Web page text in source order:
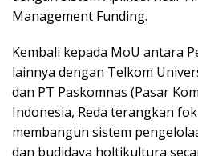
Management Funding.
Kembali kepada MoU antara
lainnya dengan Telkom
dan PT Paskomnas (Pasar
Indonesia, Reda terangkan
membangun sistem
dan budidaya holtikultura